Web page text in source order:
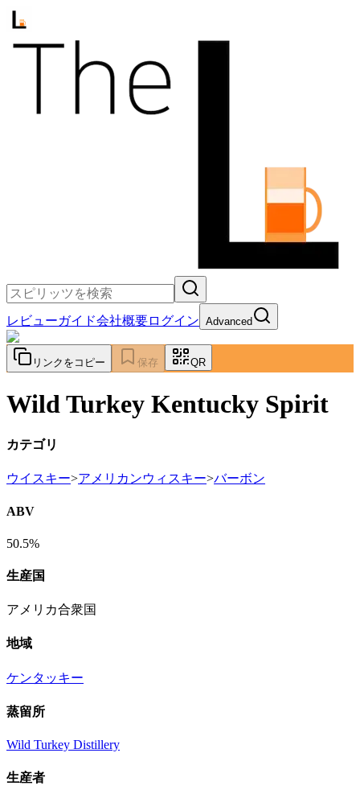
レビューガイド会社概要ログイン Advanced
リンクをコピー 保存 QR
Wild Turkey Kentucky Spirit
カテゴリ
ウイスキー>アメリカンウィスキー>バーボン
ABV
50.5%
生産国
アメリカ合衆国
地域
ケンタッキー
蒸留所
Wild Turkey Distillery
生産者